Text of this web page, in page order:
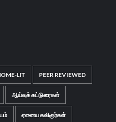
LIT PEER REVIEWED
ஆய்வுக் கட்டுரைகள்
ஏனைய கவிஞர்கள்